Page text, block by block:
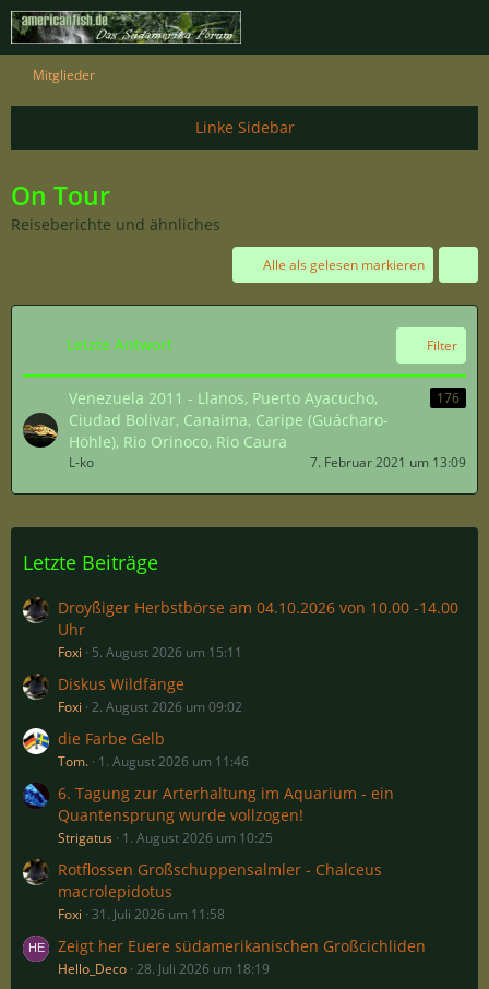
Mitglieder
On Tour
Reiseberichte und ähnliches
Alle als gelesen markieren
Letzte Antwort Filter
Venezuela 2011 - Llanos, Puerto Ayacucho,
Ciudad Bolivar, Canaima, Caripe (Guácharo-
Höhle), Rio Orinoco, Rio Caura
176
L-ko 7. Februar 2021 um 13:09
Letzte Beiträge
Droyßiger Herbstbörse am 04.10.2026 von 10.00 -14.00
Uhr
Foxi 5. August 2026 um 15:11
Diskus Wildfänge
Foxi 2. August 2026 um 09:02
die Farbe Gelb
Tom. 1. August 2026 um 11:46
6. Tagung zur Arterhaltung im Aquarium - ein
Quantensprung wurde vollzogen!
Strigatus 1. August 2026 um 10:25
Rotflossen Großschuppensalmler - Chalceus
macrolepidotus
Foxi 31. Juli 2026 um 11:58
Zeigt her Euere südamerikanischen Großcichliden
Hello_Deco 28. Juli 2026 um 18:19